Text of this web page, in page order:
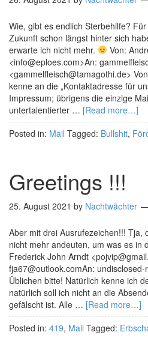
Wie, gibt es endlich Sterbehilfe?
Zukunft schon längst hinter sich
erwarte ich nicht mehr.
Von:
<info@eploes.com>An:
<gammelfleisch@tamagothi.de>
kenne an die „Kontaktadresse für
Impressum; übrigens die einzige
untertalentierter … [Read more…]
Posted in: Mail Tagged: Bullshit,
Greetings !!!
25. August 2021 by Nachtwächter
Aber mit drei Ausrufezeichen!!! Tja,
nicht mehr andeuten, um was es in
Frederick John Arndt
fja67@outlook.comAn:
Üblichen bitte! Natürlich kenne ich
natürlich soll ich nicht an die
gefälscht ist. Alle … [Read more…]
Posted in: 419, Mail Tagged: